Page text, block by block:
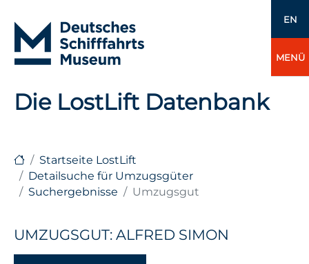
EN
MENÜ
Die LostLift Datenbank
Startseite LostLift
Detailsuche für Umzugsgüter
Suchergebnisse
Umzugsgut
UMZUGSGUT: ALFRED SIMON